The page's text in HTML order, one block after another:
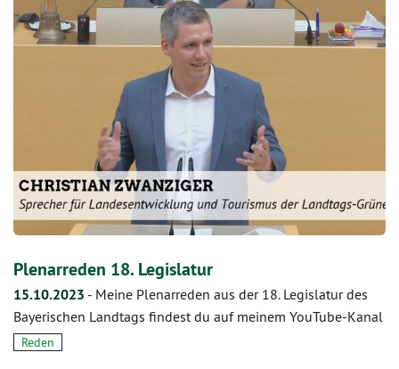
Plenarreden 18. Legislatur
15.10.2023 - Meine Plenarreden aus der 18. Legislatur des
Bayerischen Landtags findest du auf meinem YouTube-Kanal
Reden